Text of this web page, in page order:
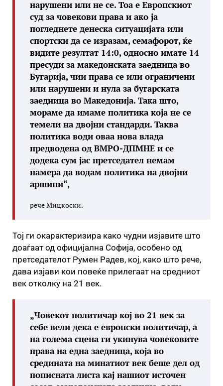
нарушени или не се. Тоа е Европскиот
суд за човекови права и ако ја
погледнете денеска ситуацијата или
спортски да се изразам, семафорот, ќе
видите резултат 14:0, односно имате 14
пресуди за македонската заедница во
Бугарија, чии права се или ограничени
или нарушени и нула за бугарската
заедница во Македонија. Така што,
мораме да имаме политика која не се
темели на двојни стандарди. Таква
политика води оваа нова влада
предводена од ВМРО-ДПМНЕ и се
додека сум јас претседател немам
намера да водам политика на двојни
аршини“,
рече Мицкоски.
Тој ги окарактеризира како чудни изјавите што
доаѓаат од официјална Софија, особено од
претседателот Румен Радев, кој, како што рече,
дава изјави кои повеќе прилегаат на средниот
век отколку на 21 век.
„Човекот политичар кој во 21 век за
себе вели дека е европски политичар, а
на голема сцена ги укинува човековите
права на една заедница, која во
средината на минатиот век беше дел од
пописната листа кај нашиот источен